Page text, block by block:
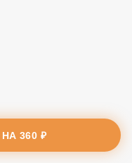
НА360 ₽